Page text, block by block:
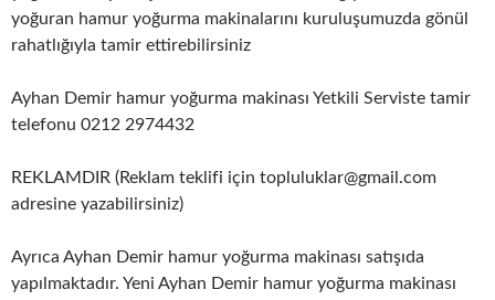
yoğuran hamur yoğurma makinalarını kuruluşumuzda gönül
rahatlığıyla tamir ettirebilirsiniz
Ayhan Demir hamur yoğurma makinası Yetkili Serviste tamir
telefonu 0212 2974432
REKLAMDIR (Reklam teklifi için topluluklar@gmail.com
adresine yazabilirsiniz)
Ayrıca Ayhan Demir hamur yoğurma makinası satışıda
yapılmaktadır. Yeni Ayhan Demir hamur yoğurma makinası